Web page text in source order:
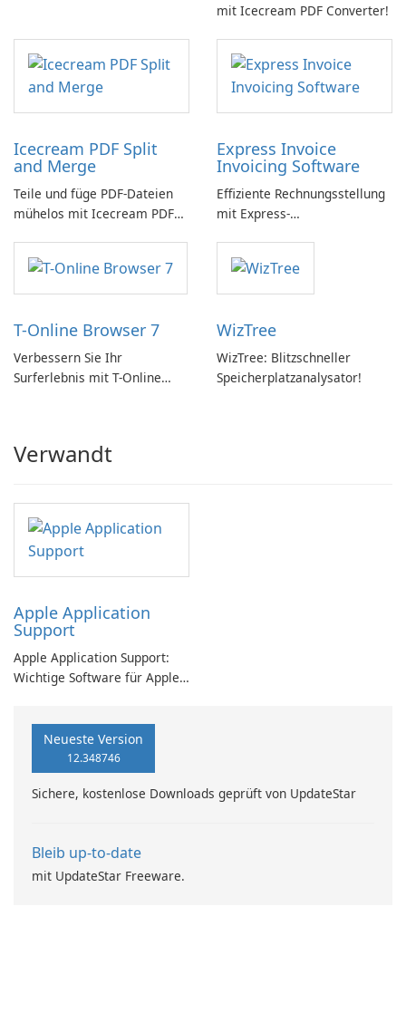
mit Icecream PDF Converter!
Icecream PDF Split
and Merge
Teile und füge PDF-Dateien
mühelos mit Icecream PDF
Express Invoice
Invoicing Software
Effiziente Rechnungsstellung
mit Express-
gemacht
T-Online Browser 7
Verbessern Sie Ihr
Surferlebnis mit T-Online
WizTree
WizTree: Blitzschneller
Speicherplatzanalysator!
Verwandt
Apple Application
Support
Apple Application Support:
Wichtige Software für Apple-
Neueste Version
12.348746
Sichere, kostenlose Downloads geprüft von UpdateStar
Bleib up-to-date
mit UpdateStar Freeware.